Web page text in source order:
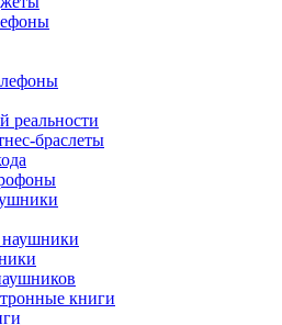
реальности
браслеты
книги